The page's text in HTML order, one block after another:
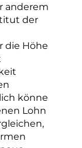
anderem
der
die Höhe
könne
Lohn